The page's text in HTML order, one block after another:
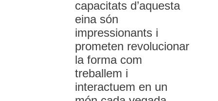
capacitats d’aquesta
eina són
impressionants i
prometen revolucionar
la forma com
treballem i
interactuem en un